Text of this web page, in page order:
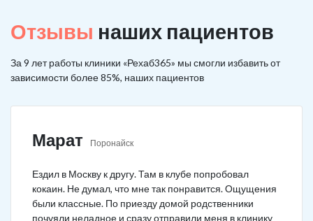
Отзывы наших пациентов
За 9 лет работы клиники «Рехаб365» мы смогли избавить от
зависимости более 85%, наших пациентов
Марат Поронайск
Ездил в Москву к другу. Там в клубе попробовал
кокаин. Не думал, что мне так понравится. Ощущения
были классные. По приезду домой родственники
почуяли неладное и сразу отправили меня в клинику